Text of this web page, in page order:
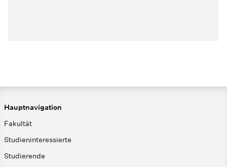
Hauptnavigation
Fakultät
Studieninteressierte
Studierende